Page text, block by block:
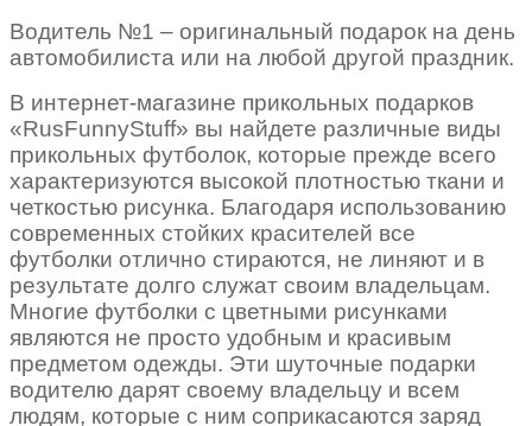
Водитель №1 – оригинальный подарок на день
автомобилиста или на любой другой праздник.
В интернет-магазине прикольных подарков
«RusFunnyStuff» вы найдете различные виды
прикольных футболок, которые прежде всего
характеризуются высокой плотностью ткани и
четкостью рисунка. Благодаря использованию
современных стойких красителей все
футболки отлично стираются, не линяют и в
результате долго служат своим владельцам.
Многие футболки с цветными рисунками
являются не просто удобным и красивым
предметом одежды. Эти шуточные подарки
водителю дарят своему владельцу и всем
людям, которые с ним соприкасаются заряд